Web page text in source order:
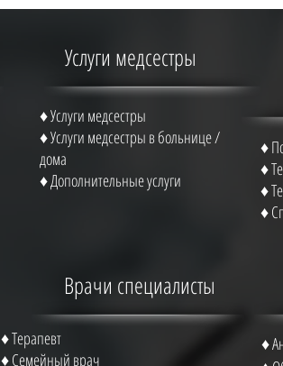
Врачи специалисты
♦ Терапевт
♦ Семейный врач
Услуги медсестры
♦ Услуги медсестры
♦ Услуги медсестры в больнице /
дома
♦ Дополнительные услуги
♦
♦
♦
♦
♦ А